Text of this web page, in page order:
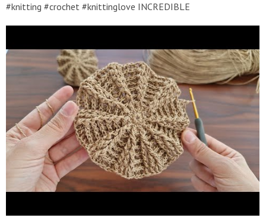
#knitting #crochet #knittinglove INCREDIBLE